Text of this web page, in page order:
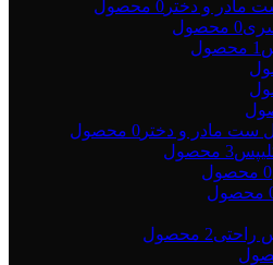
مادر و دختر 0 محصول
0 محصول
1 محصول
ست مادر و دختر 0 محصول
3 محصول
0 محصول
راحتی2 محصول